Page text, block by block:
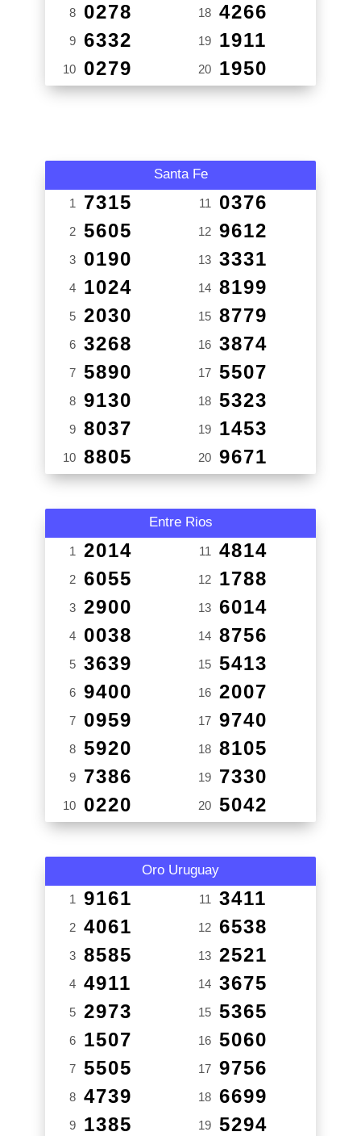
8 0278
9 6332
10 0279
18 4266
19 1911
20 1950
Santa Fe
1 7315
2 5605
3 0190
4 1024
5 2030
6 3268
7 5890
8 9130
9 8037
10 8805
11 0376
12 9612
13 3331
14 8199
15 8779
16 3874
17 5507
18 5323
19 1453
20 9671
Entre Rios
1 2014
2 6055
3 2900
4 0038
5 3639
6 9400
7 0959
8 5920
9 7386
10 0220
11 4814
12 1788
13 6014
14 8756
15 5413
16 2007
17 9740
18 8105
19 7330
20 5042
Oro Uruguay
1 9161
2 4061
3 8585
4 4911
5 2973
6 1507
7 5505
8 4739
9 1385
11 3411
12 6538
13 2521
14 3675
15 5365
16 5060
17 9756
18 6699
19 5294